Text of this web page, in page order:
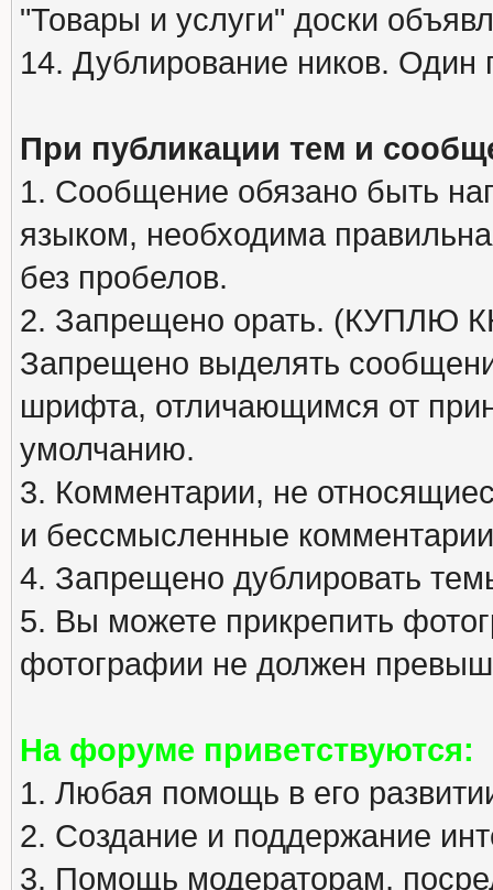
"Товары и услуги" доски
14. Дублирование ников. Один
При публикации тем и
1. Сообщение обязано быть
языком, необходима
без пробелов.
2. Запрещено орать. (КУПЛЮ
Запрещено выделять
шрифта, отличающимся от
умолчанию.
3. Комментарии, не
и бессмысленные
4. Запрещено дублировать
5. Вы можете прикрепить
фотографии не должен
На форуме приветствуются:
1. Любая помощь в его
2. Создание и поддержание
3. Помощь модераторам,